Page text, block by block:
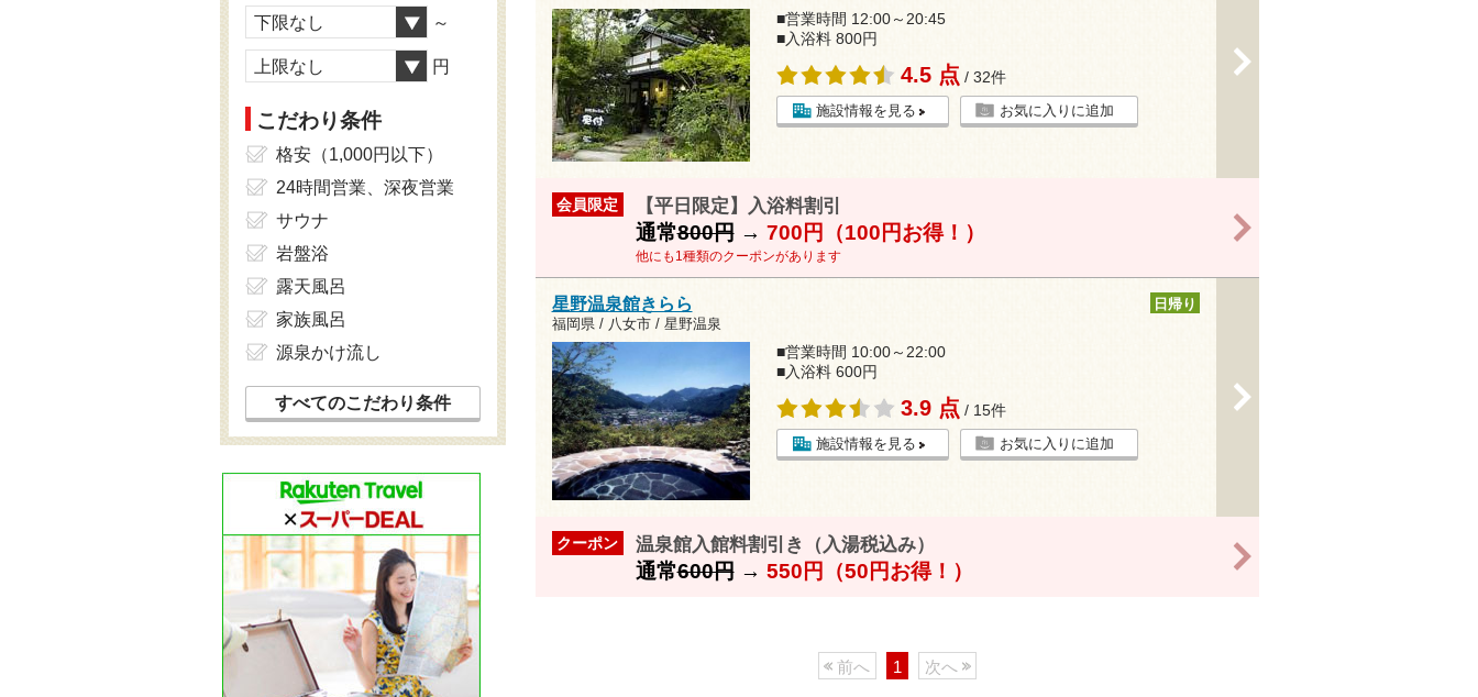
■営業時間 12:00～20:45
■入浴料 800円
4.5 点 / 32件
施設情報を見る お気に入りに追加
会員限定 【平日限定】入浴料割引
通常800円→ 700円（100円お得！）
他にも1種類のクーポンがあります
星野温泉館きらら
福岡県 / 八女市 / 星野温泉
日帰り
■営業時間 10:00～22:00
■入浴料 600円
3.9 点 / 15件
施設情報を見る お気に入りに追加
クーポン 温泉館入館料割引き（入湯税込み）
通常600円→ 550円（50円お得！）
>
前へ 1 次へ
下限なし ～
上限なし 円
こだわり条件
格安（1,000円以下）
24時間営業、深夜営業
サウナ
岩盤浴
露天風呂
家族風呂
源泉かけ流し
すべてのこだわり条件